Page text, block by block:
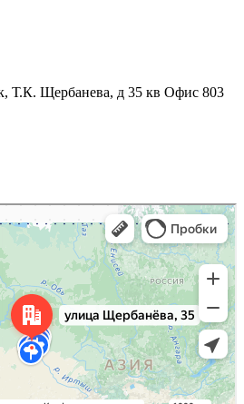
Т.К. Щербанева, д 35 кв Офис 803